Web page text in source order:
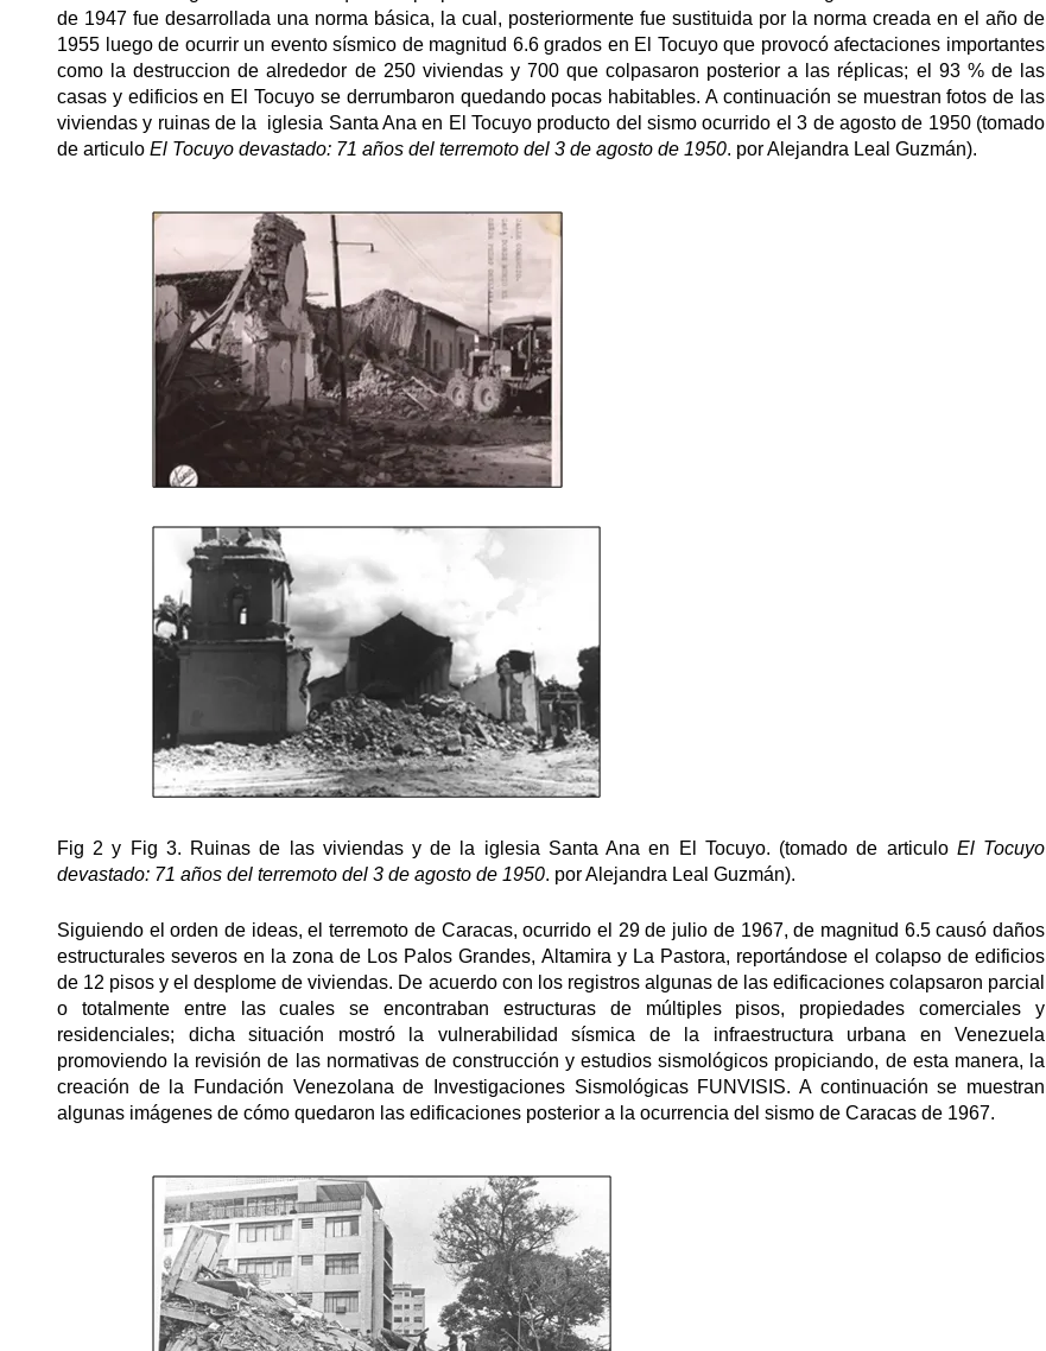
de 1947 fue desarrollada una norma básica, la cual, posteriormente fue sustituida por la norma creada en el año de
1955 luego de ocurrir un evento sísmico de magnitud 6.6 grados en El Tocuyo que provocó afectaciones importantes
como la destruccion de alrededor de 250 viviendas y 700 que colpasaron posterior a las réplicas; el 93 % de las
casas y edificios en El Tocuyo se derrumbaron quedando pocas habitables. A continuación se muestran fotos de las
viviendas y ruinas de la iglesia Santa Ana en El Tocuyo producto del sismo ocurrido el 3 de agosto de 1950 (tomado
de articulo El Tocuyo devastado: 71 años del terremoto del 3 de agosto de 1950. por Alejandra Leal Guzmán).
Fig 2 y Fig 3. Ruinas de las viviendas y de la iglesia Santa Ana en El Tocuyo. (tomado de articulo El Tocuyo
devastado: 71 años del terremoto del 3 de agosto de 1950. por Alejandra Leal Guzmán).
Siguiendo el orden de ideas, el terremoto de Caracas, ocurrido el 29 de julio de 1967, de magnitud 6.5 causó daños
estructurales severos en la zona de Los Palos Grandes, Altamira y La Pastora, reportándose el colapso de edificios
de 12 pisos y el desplome de viviendas. De acuerdo con los registros algunas de las edificaciones colapsaron parcial
o totalmente entre las cuales se encontraban estructuras de múltiples pisos, propiedades comerciales y
residenciales; dicha situación mostró la vulnerabilidad sísmica de la infraestructura urbana en Venezuela
promoviendo la revisión de las normativas de construcción y estudios sismológicos propiciando, de esta manera, la
creación de la Fundación Venezolana de Investigaciones Sismológicas FUNVISIS. A continuación se muestran
algunas imágenes de cómo quedaron las edificaciones posterior a la ocurrencia del sismo de Caracas de 1967.